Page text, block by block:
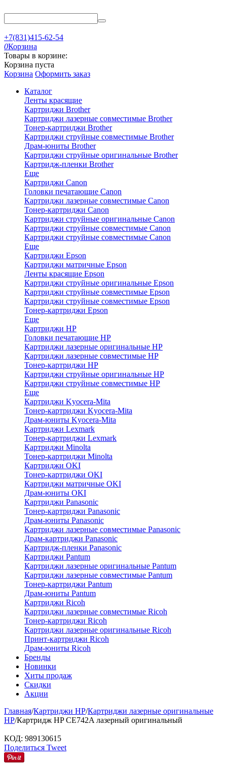
+7(831)415-62-54
0Корзина
Товары в корзине:
Корзина пуста
Корзина Оформить заказ
Каталог
Ленты красящие
Картриджи Brother
Картриджи лазерные совместимые Brother
Тонер-картриджи Brother
Картриджи струйные совместимые Brother
Драм-юниты Brother
Картриджи струйные оригинальные Brother
Картридж-пленки Brother
Еще
Картриджи Canon
Головки печатающие Canon
Картриджи лазерные совместимые Canon
Тонер-картриджи Canon
Картриджи струйные оригинальные Canon
Картриджи струйные совместимые Canon
Картриджи струйные совместимые Canon
Еще
Картриджи Epson
Картриджи матричные Epson
Ленты красящие Epson
Картриджи струйные оригинальные Epson
Картриджи струйные совместимые Epson
Картриджи струйные совместимые Epson
Тонер-картриджи Epson
Еще
Картриджи HP
Головки печатающие HP
Картриджи лазерные оригинальные HP
Картриджи лазерные совместимые HP
Тонер-картриджи HP
Картриджи струйные оригинальные HP
Картриджи струйные совместимые HP
Еще
Картриджи Kyocera-Mita
Тонер-картриджи Kyocera-Mita
Драм-юниты Kyocera-Mita
Картриджи Lexmark
Тонер-картриджи Lexmark
Картриджи Minolta
Тонер-картриджи Minolta
Картриджи OKI
Тонер-картриджи OKI
Картриджи матричные OKI
Драм-юниты OKI
Картриджи Panasonic
Тонер-картриджи Panasonic
Драм-юниты Panasonic
Картриджи лазерные совместимые Panasonic
Драм-картриджи Panasonic
Картридж-пленки Panasonic
Картриджи Pantum
Картриджи лазерные оригинальные Pantum
Картриджи лазерные совместимые Pantum
Тонер-картриджи Pantum
Драм-юниты Pantum
Картриджи Ricoh
Картриджи лазерные совместимые Ricoh
Тонер-картриджи Ricoh
Картриджи лазерные оригинальные Ricoh
Принт-картриджи Ricoh
Драм-юниты Ricoh
Бренды
Новинки
Хиты продаж
Скидки
Акции
Главная/Картриджи HP/Картриджи лазерные оригинальные
HP/Картридж HP CE742A лазерный оригинальный
КОД: 989130615
Поделиться Tweet